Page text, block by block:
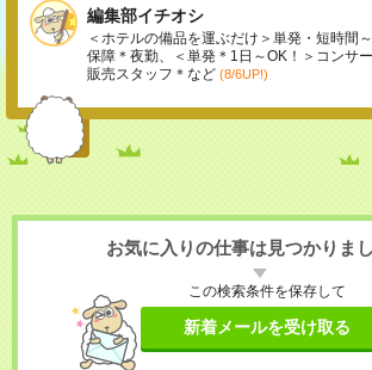
編集部イチオシ
＜ホテルの備品を運ぶだけ＞単発・短時間
保障＊夜勤、＜単発＊1日～OK！＞コンサ
販売スタッフ＊など (8/6UP!)
お気に入りの仕事は見つかりま
この検索条件を保存して
新着メールを受け取る